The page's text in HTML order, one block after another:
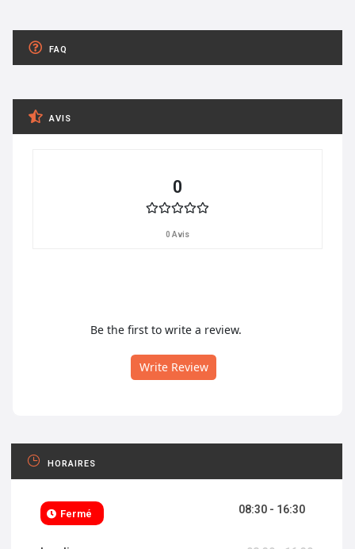
FAQ
AVIS
0
0 Avis
Be the first to write a review.
Write Review
HORAIRES
Fermé 08:30 - 16:30